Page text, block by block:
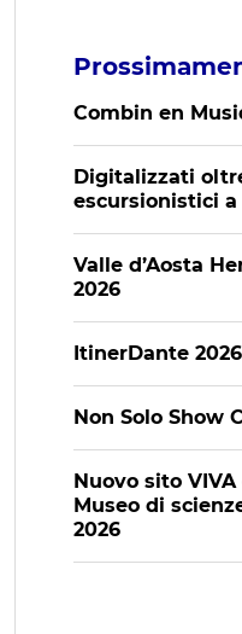
Combin en
Digitalizzati
escursionistici a
Valle d’Aosta
2026
ItinerDante 2026
Non Solo Show
Nuovo sito
Museo di
2026